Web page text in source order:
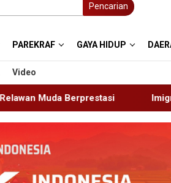
Pencarian
PAREKRAF GAYA HIDUP
Video
Imigrasi Ponorogo Deportasi